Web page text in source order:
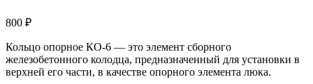
800 ₽
Кольцо опорное КО-6 — это элемент сборного
железобетонного колодца, предназначенный для установки в
верхней его части, в качестве опорного элемента люка.